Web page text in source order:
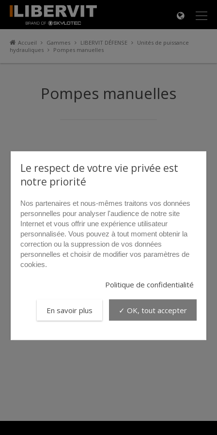
Accueil Gammes LIBERVIT DÉFENSE
Unités de puissance
hydrauliques
Pompes manuelles
Pompes manuelles
Le respect de votre vie privée est
notre priorité
Nos partenaires et nous-mêmes traitons vos données
personnelles pour analyser l'audience de notre site
Internet et vous offrir une expérience utilisateur
personnalisée. Vous pouvez à tout moment obtenir la
correction ou la suppression de vos données
personnelles et choisir de modifier vos paramètres de
cookies.
Politique de confidentialité
En savoir plus ✓ OK, tout accepter